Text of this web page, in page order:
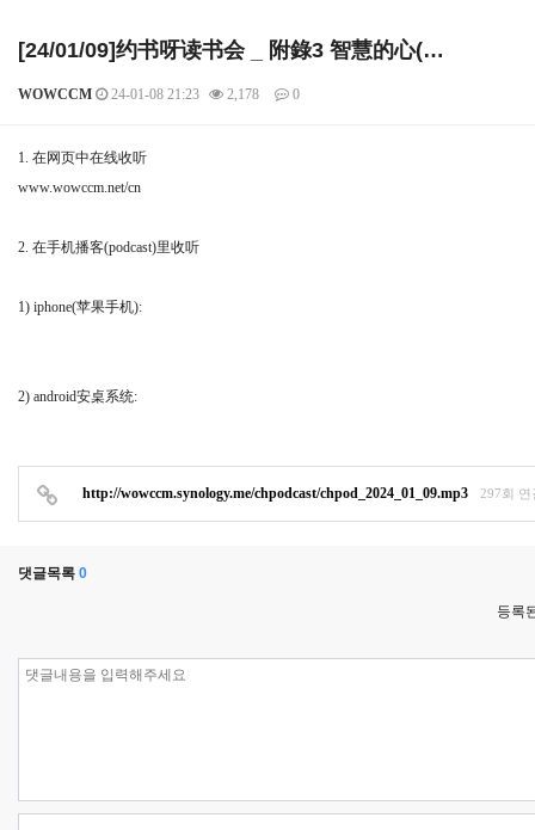
[24/01/09]约书呀读书会 _ 附錄3 智慧的心(…
WOWCCM 24-01-08 21:23 2,178 0
본문
1. 在网页中在线收听
www.wowccm.net/cn
2. 在手机播客(podcast)里收听
1) iphone(苹果手机):
2) android安桌系统:
http://wowccm.synology.me/chpodcast/chpod_2024_01_09.mp3 297회 연
댓글목록 0
등록